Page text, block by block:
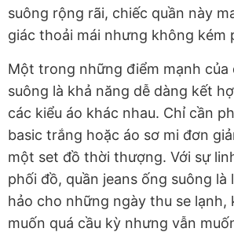
suông rộng rãi, chiếc quần này
giác thoải mái nhưng không kém
Một trong những điểm mạnh của
suông là khả năng dễ dàng kết
các kiểu áo khác nhau. Chỉ cần
basic trắng hoặc áo sơ mi đơn
một set đồ thời thượng. Với sự
phối đồ, quần jeans ống suông là
hảo cho những ngày thu se lạnh,
muốn quá cầu kỳ nhưng vẫn